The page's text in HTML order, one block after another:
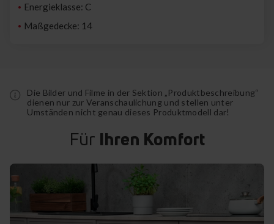
Energieklasse: C
Maßgedecke: 14
Die Bilder und Filme in der Sektion „Produktbeschreibung“
dienen nur zur Veranschaulichung und stellen unter
Umständen nicht genau dieses Produktmodell dar!
Für Ihren Komfort